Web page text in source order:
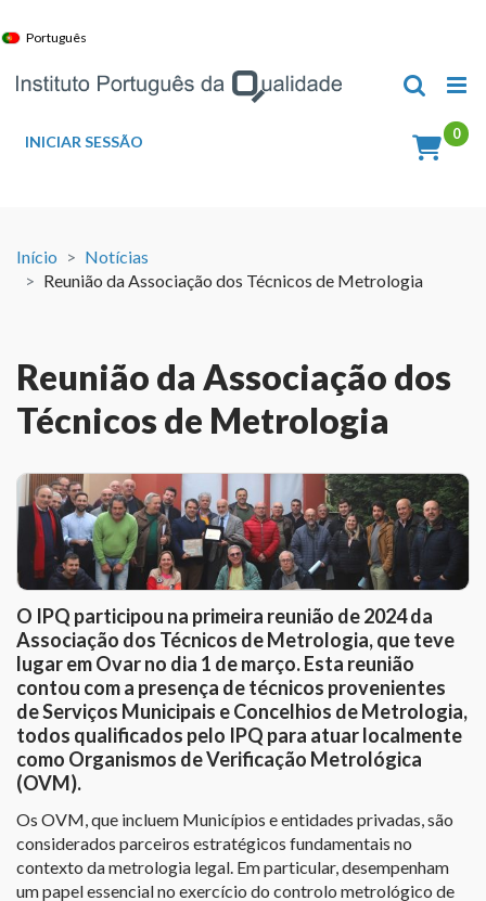
to
Português
INICIAR SESSÃO
Início
Notícias
Reunião da Associação dos Técnicos de Metrologia
Reunião da Associação dos
Técnicos de Metrologia
O IPQ participou na primeira reunião de 2024 da
Associação dos Técnicos de Metrologia, que teve
lugar em Ovar no dia 1 de março. Esta reunião
contou com a presença de técnicos provenientes
de Serviços Municipais e Concelhios de Metrologia,
todos qualificados pelo IPQ para atuar localmente
como Organismos de Verificação Metrológica
(OVM).
Os OVM, que incluem Municípios e entidades privadas, são
considerados parceiros estratégicos fundamentais no
contexto da metrologia legal. Em particular, desempenham
um papel essencial no exercício do controlo metrológico de